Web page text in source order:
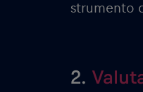
strumento
2.